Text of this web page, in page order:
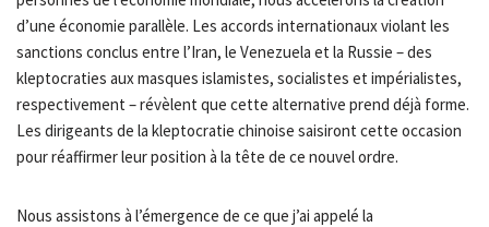
d’une économie parallèle. Les accords internationaux violant les
sanctions conclus entre l’Iran, le Venezuela et la Russie – des
kleptocraties aux masques islamistes, socialistes et impérialistes,
respectivement – révèlent que cette alternative prend déjà forme.
Les dirigeants de la kleptocratie chinoise saisiront cette occasion
pour réaffirmer leur position à la tête de ce nouvel ordre.
Nous assistons à l’émergence de ce que j’ai appelé la